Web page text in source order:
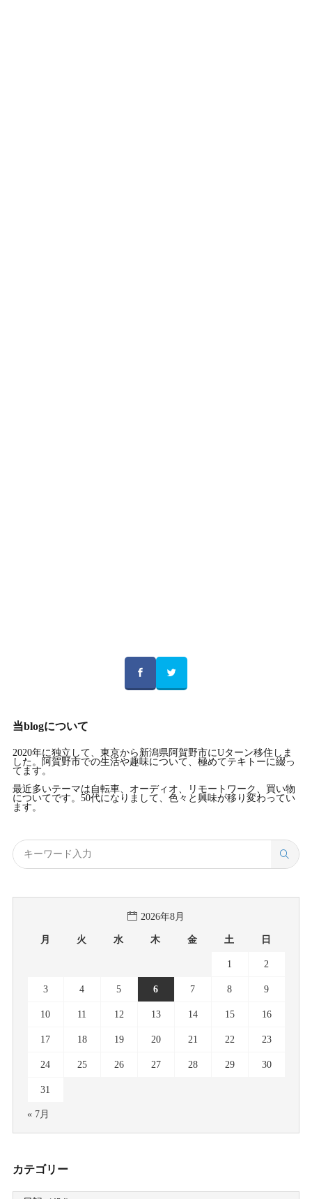
当blogについて
2020年に独立して、東京から新潟県阿賀野市にUターン移住しま
した。阿賀野市での生活や趣味について、極めてテキトーに綴っ
てます。
最近多いテーマは自転車、オーディオ、リモートワーク、買い物
についてです。50代になりまして、色々と興味が移り変わってい
ます。
2026年8月
月 火 水 木 金 土 日
1 2
3 4 5 6 7 8 9
10 11 12 13 14 15 16
17 18 19 20 21 22 23
24 25 26 27 28 29 30
31
« 7月
カテゴリー